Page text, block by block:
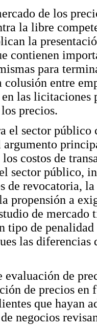
de los
la libre
la
contienen
para
colusión entre
las licitaciones
precios.
el sector público
argumento
costos de
sector público,
de revocatoria,
propensión a
de mercado
tipo de
las diferencias
evaluación de
de precios en
que hayan
negocios